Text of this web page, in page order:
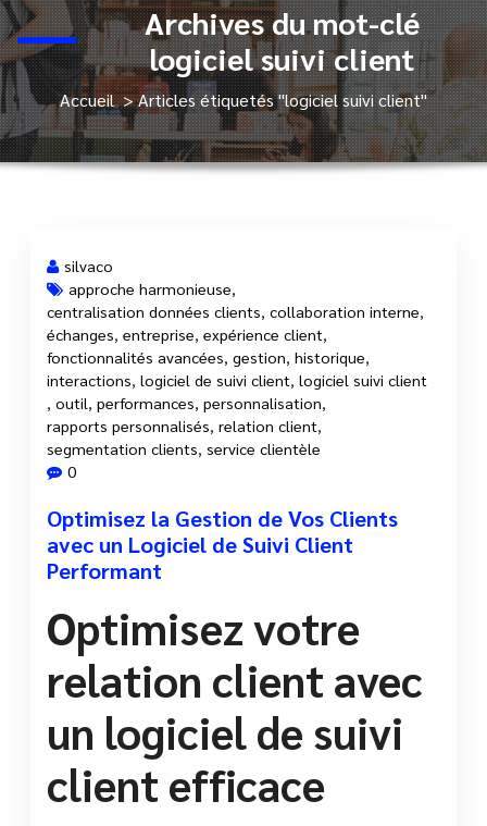
Archives du mot-clé
logiciel suivi client
Accueil>Articles étiquetés "logiciel suivi client"
1 Juil, 2025
silvaco
approche harmonieuse
centralisation données clients collaboration interne
échanges entreprise expérience client
fonctionnalités avancées gestion historique
interactions logiciel de suivi client logiciel suivi client
outil performances personnalisation
rapports personnalisés relation client
segmentation clients service clientèle
0
Optimisez la Gestion de Vos Clients
avec un Logiciel de Suivi Client
Performant
Optimisez votre
relation client avec
un logiciel de suivi
client efficace